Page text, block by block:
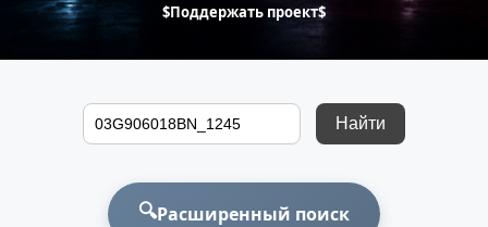
$Поддержать проект$
Найти
🔍Расширенный поиск